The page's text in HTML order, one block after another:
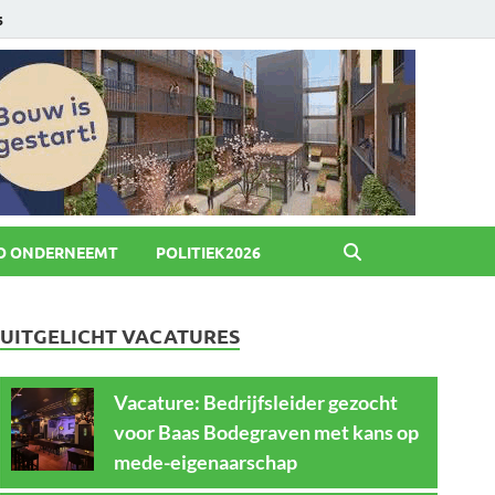
ONDERNEEMT POLITIEK2026
UITGELICHT VACATURES
Vacature: Bedrijfsleider gezocht
voor Baas Bodegraven met kans op
mede-eigenaarschap